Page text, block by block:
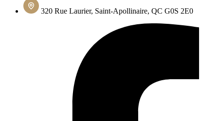
320 Rue Laurier, Saint-Apollinaire, QC G0S 2E0